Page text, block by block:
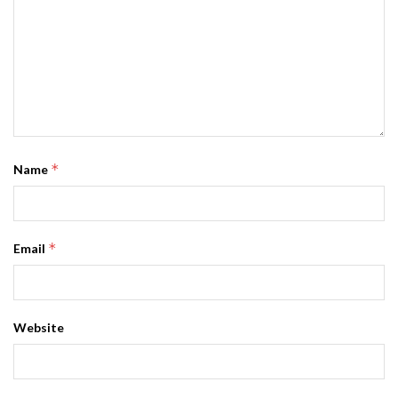
Name *
Email *
Website